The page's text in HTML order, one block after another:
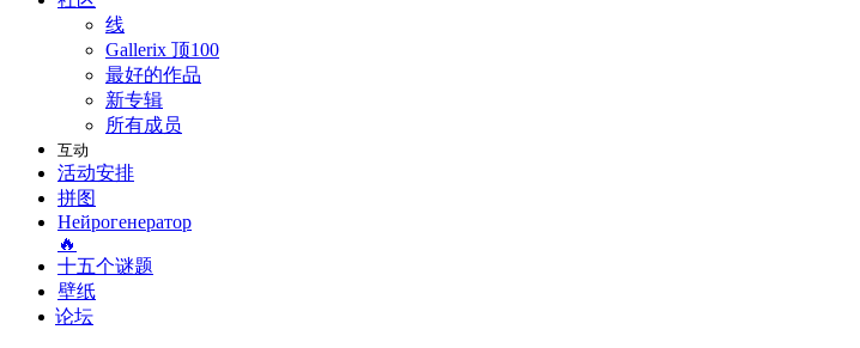
线
Gallerix 顶100
最好的作品
新专辑
所有成员
互动
活动安排
拼图
Нейрогенератор
🔥
十五个谜题
壁纸
论坛